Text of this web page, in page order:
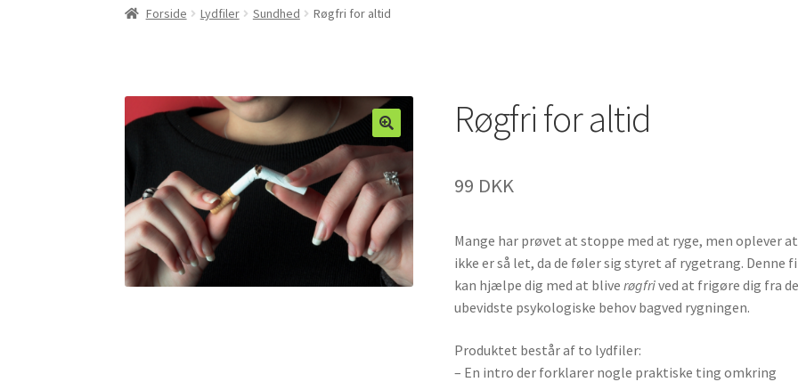
Forside Lydfiler Sundhed Røgfri for altid
Røgfri for altid
99 DKK
Mange har prøvet at stoppe med at ryge, men oplever
ikke er så let, da de føler sig styret af rygetrang. Denne
kan hjælpe dig med at bliverøgfrived at frigøre dig fra
ubevidste psykologiske behov bagved rygningen.
Produktet består af to lydfiler:
– En intro der forklarer nogle praktiske ting omkring